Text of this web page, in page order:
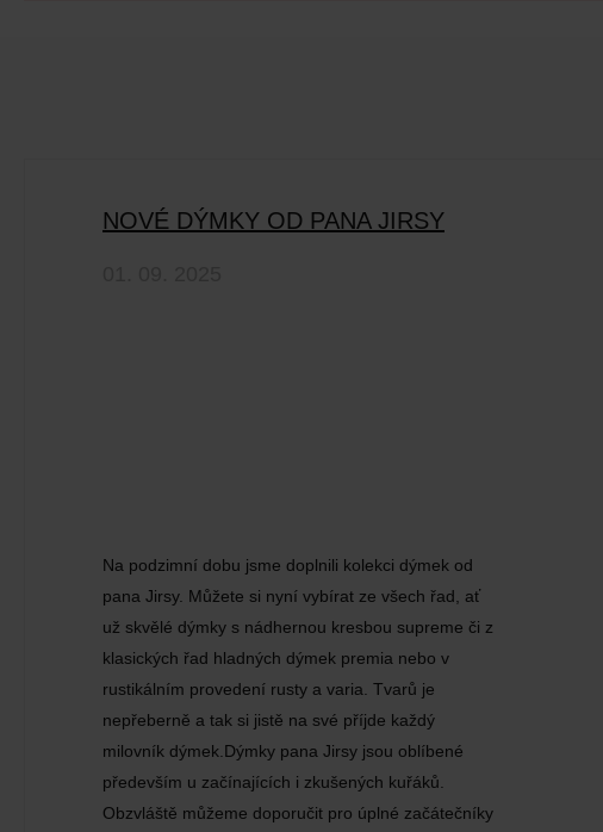
NOVÉ DÝMKY OD PANA JIRSY
Na podzimní dobu jsme doplnili kolekci dýmek od
pana Jirsy. Můžete si nyní vybírat ze všech řad, ať
už skvělé dýmky s nádhernou kresbou supreme či z
klasických řad hladných dýmek premia nebo v
rustikálním provedení rusty a varia. Tvarů je
nepřeberně a tak si jistě na své příjde každý
milovník dýmek.Dýmky pana Jirsy jsou oblíbené
především u začínajících i zkušených kuřáků.
Obzvláště můžeme doporučit pro úplné začátečníky